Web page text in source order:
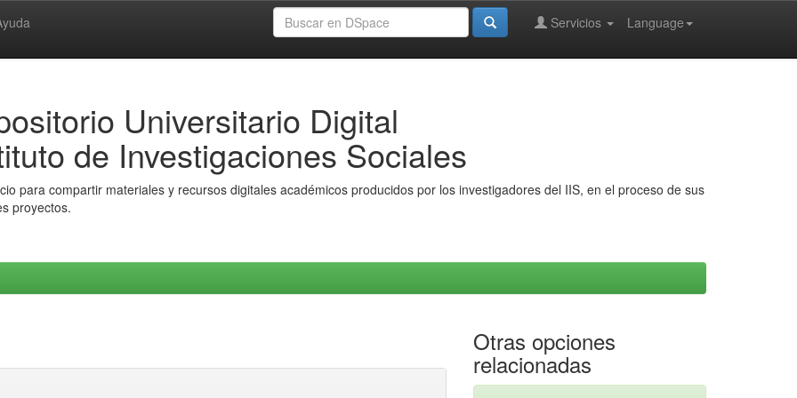
Language
Servicios
Universitario Digital
de Investigaciones Sociales
para compartir materiales y recursos digitales académicos producidos por los investigadores del IIS, en el proceso de sus
proyectos.
Otras opciones
relacionadas